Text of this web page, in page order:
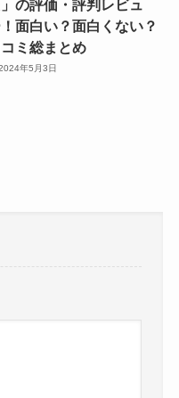
の評価・評判レビュ
面白い？面白くない？
ミ総まとめ
年5月3日